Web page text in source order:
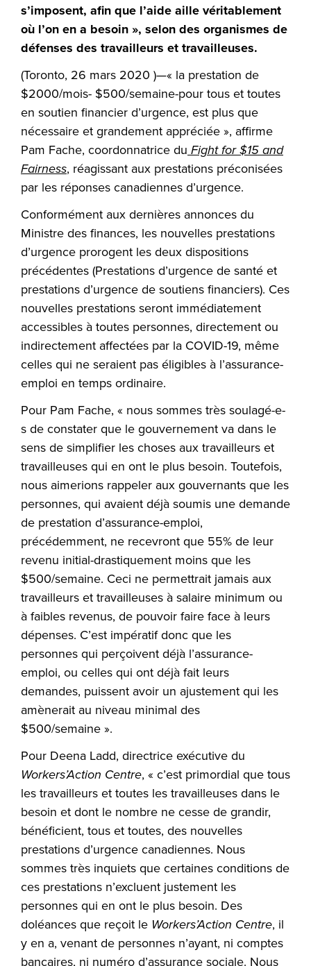
s’imposent, afin que l’aide aille véritablement
où l’on en a besoin », selon des organismes de
défenses des travailleurs et travailleuses.
(Toronto, 26 mars 2020 )—« la prestation de
$2000/mois- $500/semaine-pour tous et toutes
en soutien financier d’urgence, est plus que
nécessaire et grandement appréciée », affirme
Pam Fache, coordonnatrice du Fight for $15 and
Fairness, réagissant aux prestations préconisées
par les réponses canadiennes d’urgence.
Conformément aux dernières annonces du
Ministre des finances, les nouvelles prestations
d’urgence prorogent les deux dispositions
précédentes (Prestations d’urgence de santé et
prestations d’urgence de soutiens financiers). Ces
nouvelles prestations seront immédiatement
accessibles à toutes personnes, directement ou
indirectement affectées par la COVID-19, même
celles qui ne seraient pas éligibles à l’assurance-
emploi en temps ordinaire.
Pour Pam Fache, « nous sommes très soulagé-e-
s de constater que le gouvernement va dans le
sens de simplifier les choses aux travailleurs et
travailleuses qui en ont le plus besoin. Toutefois,
nous aimerions rappeler aux gouvernants que les
personnes, qui avaient déjà soumis une demande
de prestation d’assurance-emploi,
précédemment, ne recevront que 55% de leur
revenu initial-drastiquement moins que les
$500/semaine. Ceci ne permettrait jamais aux
travailleurs et travailleuses à salaire minimum ou
à faibles revenus, de pouvoir faire face à leurs
dépenses. C’est impératif donc que les
personnes qui perçoivent déjà l’assurance-
emploi, ou celles qui ont déjà fait leurs
demandes, puissent avoir un ajustement qui les
amènerait au niveau minimal des
$500/semaine ».
Pour Deena Ladd, directrice exécutive du
Workers’Action Centre, « c’est primordial que tous
les travailleurs et toutes les travailleuses dans le
besoin et dont le nombre ne cesse de grandir,
bénéficient, tous et toutes, des nouvelles
prestations d’urgence canadiennes. Nous
sommes très inquiets que certaines conditions de
ces prestations n’excluent justement les
personnes qui en ont le plus besoin. Des
doléances que reçoit le Workers’Action Centre, il
y en a, venant de personnes n’ayant, ni comptes
bancaires, ni numéro d’assurance sociale. Nous